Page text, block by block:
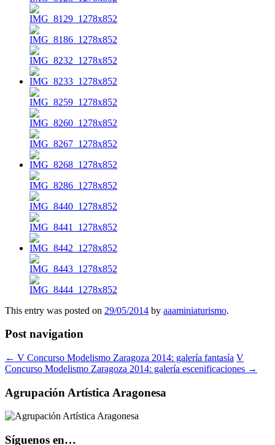
This entry was posted on 29/05/2014 by aaaminiaturismo.
Post navigation
← V Concurso Modelismo Zaragoza 2014: galería fantasía V
Concurso Modelismo Zaragoza 2014: galería escenificaciones →
Agrupación Artística Aragonesa
Síguenos en…